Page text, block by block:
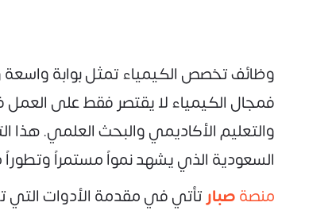
وظائف تخصص الكيمياء تمثل بوابة
فمجال الكيمياء لا يقتصر فقط على العمل في
والتعليم الأكاديمي والبحث العلمي.
السعودية الذي يشهد نمواً مستمراً وتطوراً
منصةصبارتأتي في مقدمة الأدوات التي